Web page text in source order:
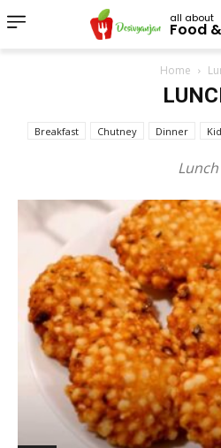
all about
Food
Home
Breakfast Chutney Dinner
Lunch